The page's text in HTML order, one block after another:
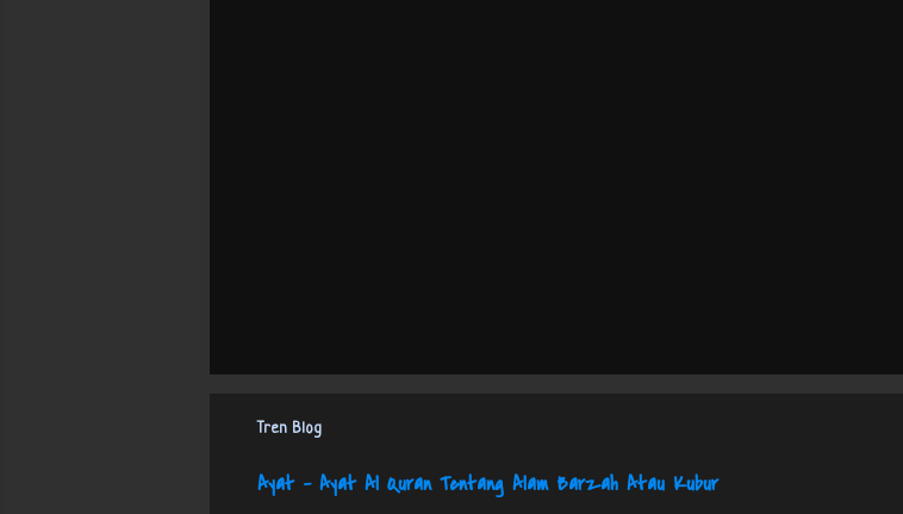
Tren Blog
Ayat - Ayat Al Quran Tentang Alam Barzah Atau Kubur